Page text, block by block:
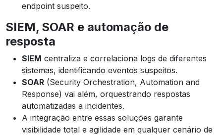
endpoint suspeito.
SIEM, SOAR e automação de
resposta
SIEM centraliza e correlaciona logs de diferentes
sistemas, identificando eventos suspeitos.
SOAR (Security Orchestration, Automation and
Response) vai além, orquestrando respostas
automatizadas a incidentes.
A integração entre essas soluções garante
visibilidade total e agilidade em qualquer cenário de